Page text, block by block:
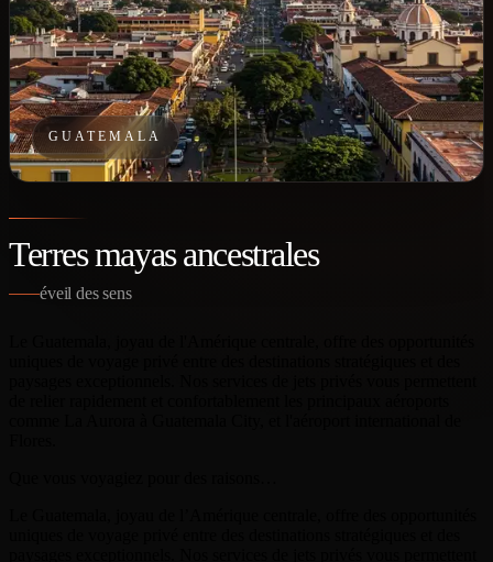
GUATEMALA
Terres mayas ancestrales
éveil des sens